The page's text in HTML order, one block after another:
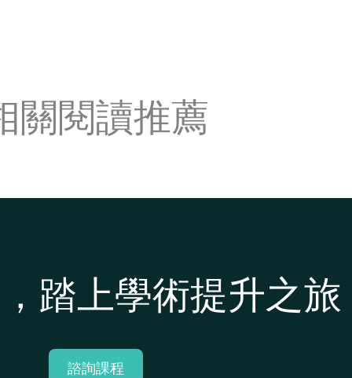
關閱讀推薦
踏上學術提升之旅
諮詢課程